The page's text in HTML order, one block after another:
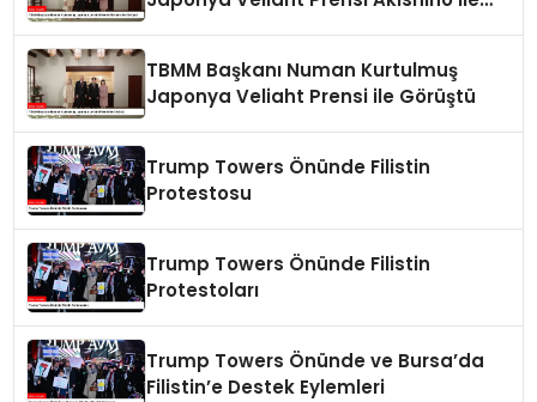
TBMM Başkanı Numan Kurtulmuş
Japonya Veliaht Prensi ile Görüştü
Trump Towers Önünde Filistin
Protestosu
Trump Towers Önünde Filistin
Protestoları
Trump Towers Önünde ve Bursa’da
Filistin’e Destek Eylemleri